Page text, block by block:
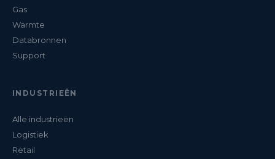
Gas
Warmte
Databronnen
Support
INDUSTRIEËN
Alle industrieën
Logistiek
Retail